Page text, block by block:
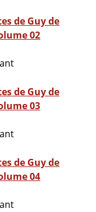
de Guy de
02
de Guy de
03
de Guy de
04